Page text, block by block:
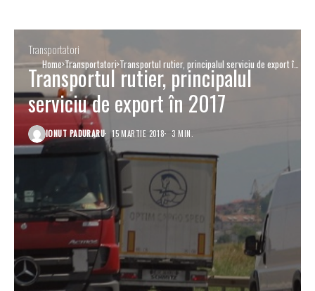
Home Transportatori Transportul rutier, principalul serviciu de export în
2017
Transportatori
Transportul rutier, principalul
serviciu de export în 2017
IONUT PADURARU 15 MARTIE 2018 3 MIN.